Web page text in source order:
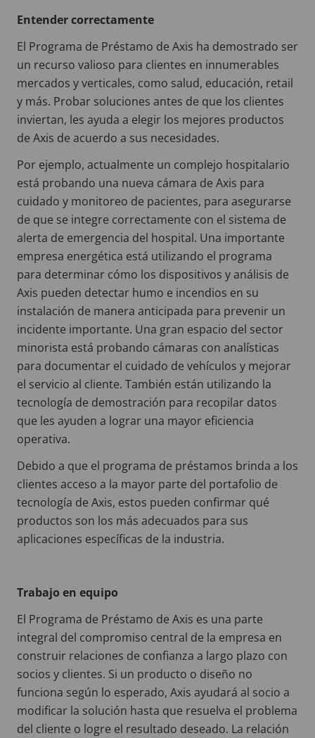
Entender correctamente
El Programa de Préstamo de Axis ha demostrado ser
un recurso valioso para clientes en innumerables
mercados y verticales, como salud, educación, retail
y más. Probar soluciones antes de que los clientes
inviertan, les ayuda a elegir los mejores productos
de Axis de acuerdo a sus necesidades.
Por ejemplo, actualmente un complejo hospitalario
está probando una nueva cámara de Axis para
cuidado y monitoreo de pacientes, para asegurarse
de que se integre correctamente con el sistema de
alerta de emergencia del hospital. Una importante
empresa energética está utilizando el programa
para determinar cómo los dispositivos y análisis de
Axis pueden detectar humo e incendios en su
instalación de manera anticipada para prevenir un
incidente importante. Una gran espacio del sector
minorista está probando cámaras con analísticas
para documentar el cuidado de vehículos y mejorar
el servicio al cliente. También están utilizando la
tecnología de demostración para recopilar datos
que les ayuden a lograr una mayor eficiencia
operativa.
Debido a que el programa de préstamos brinda a los
clientes acceso a la mayor parte del portafolio de
tecnología de Axis, estos pueden confirmar qué
productos son los más adecuados para sus
aplicaciones específicas de la industria.
Trabajo en equipo
El Programa de Préstamo de Axis es una parte
integral del compromiso central de la empresa en
construir relaciones de confianza a largo plazo con
socios y clientes. Si un producto o diseño no
funciona según lo esperado, Axis ayudará al socio a
modificar la solución hasta que resuelva el problema
del cliente o logre el resultado deseado. La relación